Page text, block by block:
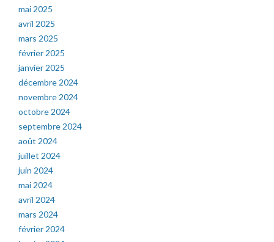
mai 2025
avril 2025
mars 2025
février 2025
janvier 2025
décembre 2024
novembre 2024
octobre 2024
septembre 2024
août 2024
juillet 2024
juin 2024
mai 2024
avril 2024
mars 2024
février 2024